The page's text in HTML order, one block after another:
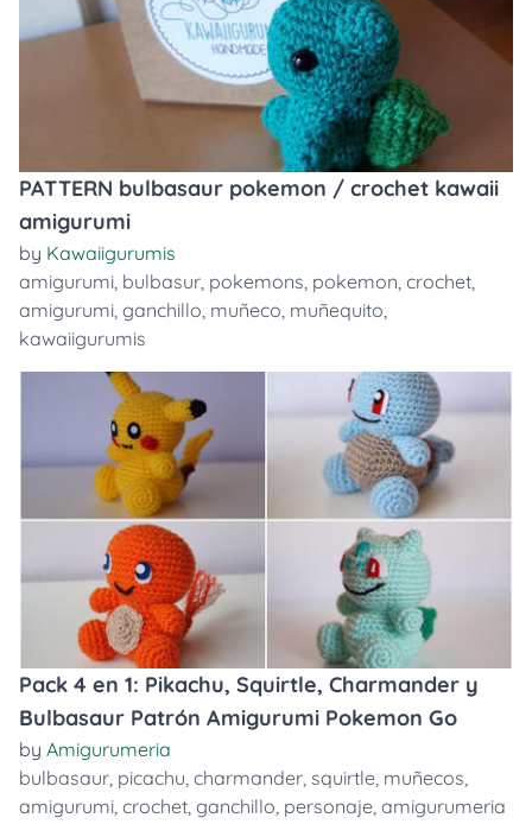
PATTERN bulbasaur pokemon / crochet kawaii
amigurumi
by Kawaiigurumis
amigurumi, bulbasur, pokemons, pokemon, crochet,
amigurumi, ganchillo, muñeco, muñequito,
kawaiigurumis
Pack 4 en 1: Pikachu, Squirtle, Charmander y
Bulbasaur Patrón Amigurumi Pokemon Go
by Amigurumeria
bulbasaur, picachu, charmander, squirtle, muñecos,
amigurumi, crochet, ganchillo, personaje, amigurumeria